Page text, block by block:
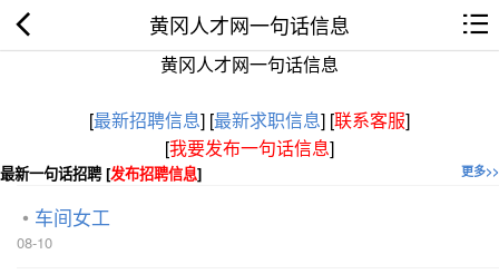
黄冈人才网一句话信息
黄冈人才网一句话信息
[最新招聘信息] [最新求职信息] [联系客服]
[我要发布一句话信息]
更多>>
最新一句话招聘 [发布招聘信息]
车间女工
08-10